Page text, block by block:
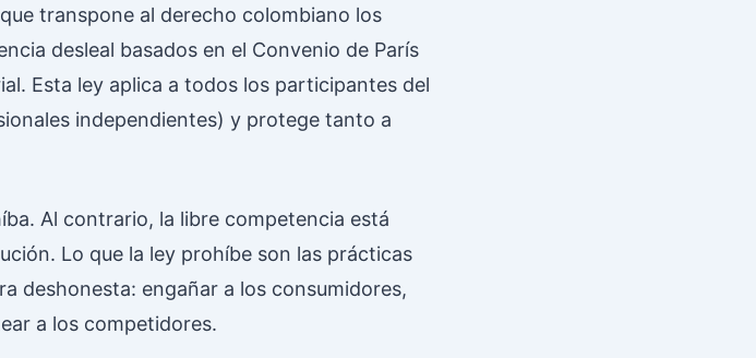
transpone al derecho colombiano los
desleal basados en el Convenio de París
Esta ley aplica a todos los participantes del
independientes) y protege tanto a
Al contrario, la libre competencia está
Lo que la ley prohíbe son las prácticas
deshonesta: engañar a los consumidores,
a los competidores.